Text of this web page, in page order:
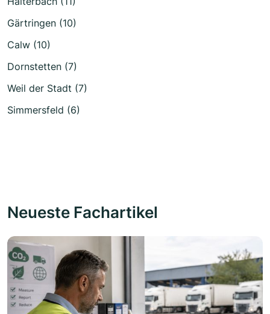
Gärtringen (10)
Calw (10)
Dornstetten (7)
Weil der Stadt (7)
Simmersfeld (6)
Neueste Fachartikel